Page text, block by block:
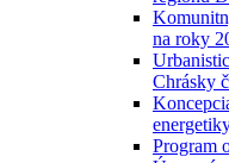
na roky
Chrásky
Program